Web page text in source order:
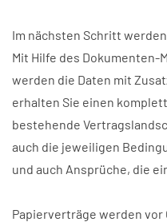
Im nächsten Schritt
Mit Hilfe des Dokumenten-
werden die Daten mit
erhalten Sie einen
bestehende
auch die jeweiligen
und auch Ansprüche, die
Papierverträge werden vor